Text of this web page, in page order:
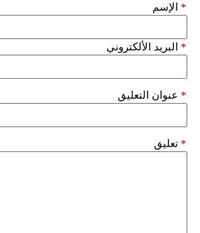
الإسم *
البريد الألكتروني *
عنوان التعليق *
تعليق *